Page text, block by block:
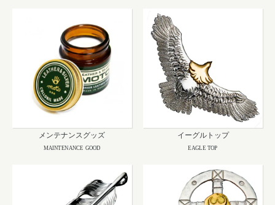
メンテナンスグッズ
MAINTENANCE GOOD
イーグルトップ
EAGLE TOP